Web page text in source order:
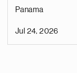
Panama
Jul 24, 2026